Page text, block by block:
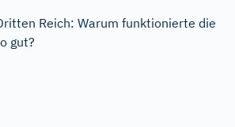
Reich: Warum funktionierte die
gut?